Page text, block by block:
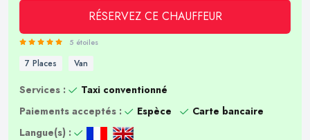
RÉSERVEZ CE CHAUFFEUR
5 étoiles
7 Places Van
Services :
Taxi conventionné
Paiements acceptés :
Espèce
Carte bancaire
Langue(s) :